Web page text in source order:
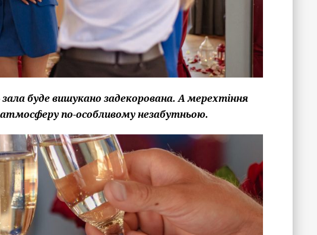
буде вишукано задекорована. А мерехтіння
по-особливому незабутньою.